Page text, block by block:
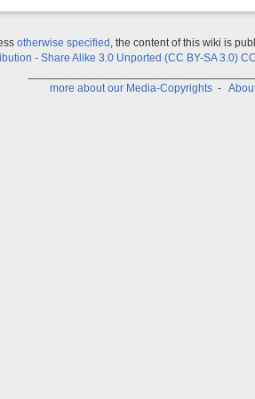
otherwise specified , the content of this wiki is
- Share Alike 3.0 Unported (CC BY-SA 3.0)
more about our Media-Copyrights -